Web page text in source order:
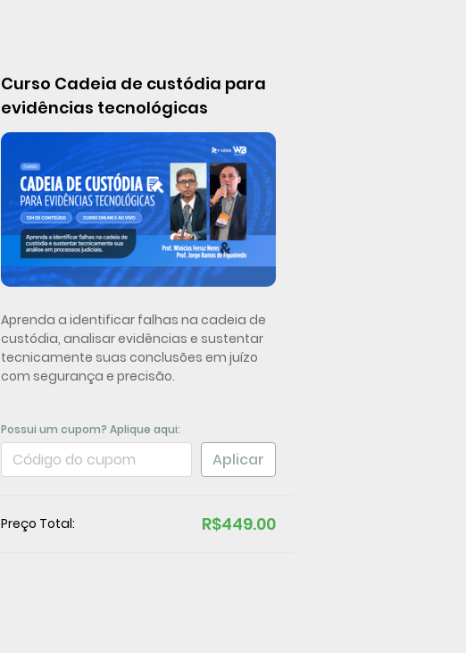
Curso Cadeia de custódia para
evidências tecnológicas
Aprenda a identificar falhas na cadeia de
custódia, analisar evidências e sustentar
tecnicamente suas conclusões em juízo
com segurança e precisão.
Possui um cupom? Aplique aqui:
Aplicar
Preço Total: R$449.00